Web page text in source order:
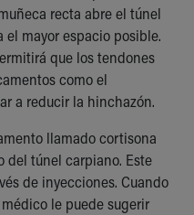
recta abre el túnel
mayor espacio posible.
que los tendones
como el
a reducir la hinchazón.
llamado cortisona
del túnel carpiano. Este
de inyecciones. Cuando
le puede sugerir